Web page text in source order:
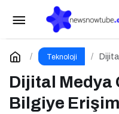
Teknoloji
Dijital Medya
Bilgiye
Yapay Zeka
ChatGPT’nin
Fırsatlar
Yorum Yap